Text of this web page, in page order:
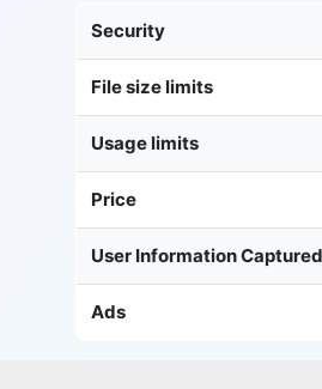
Security
File size limits
Usage limits
Price
User Information Captured
Ads